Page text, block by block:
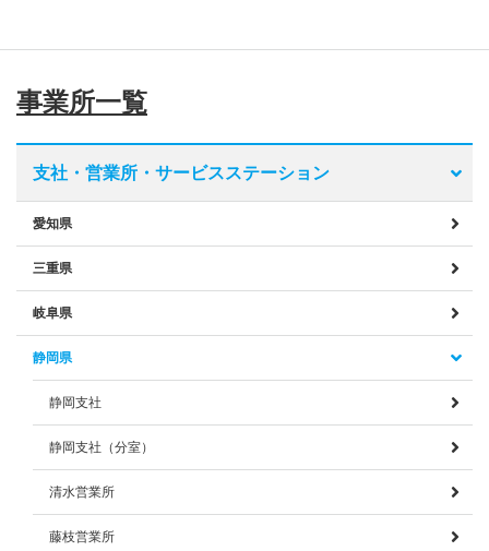
事業所一覧
支社・営業所・サービスステーション
愛知県
三重県
岐阜県
静岡県
静岡支社
静岡支社（分室）
清水営業所
藤枝営業所